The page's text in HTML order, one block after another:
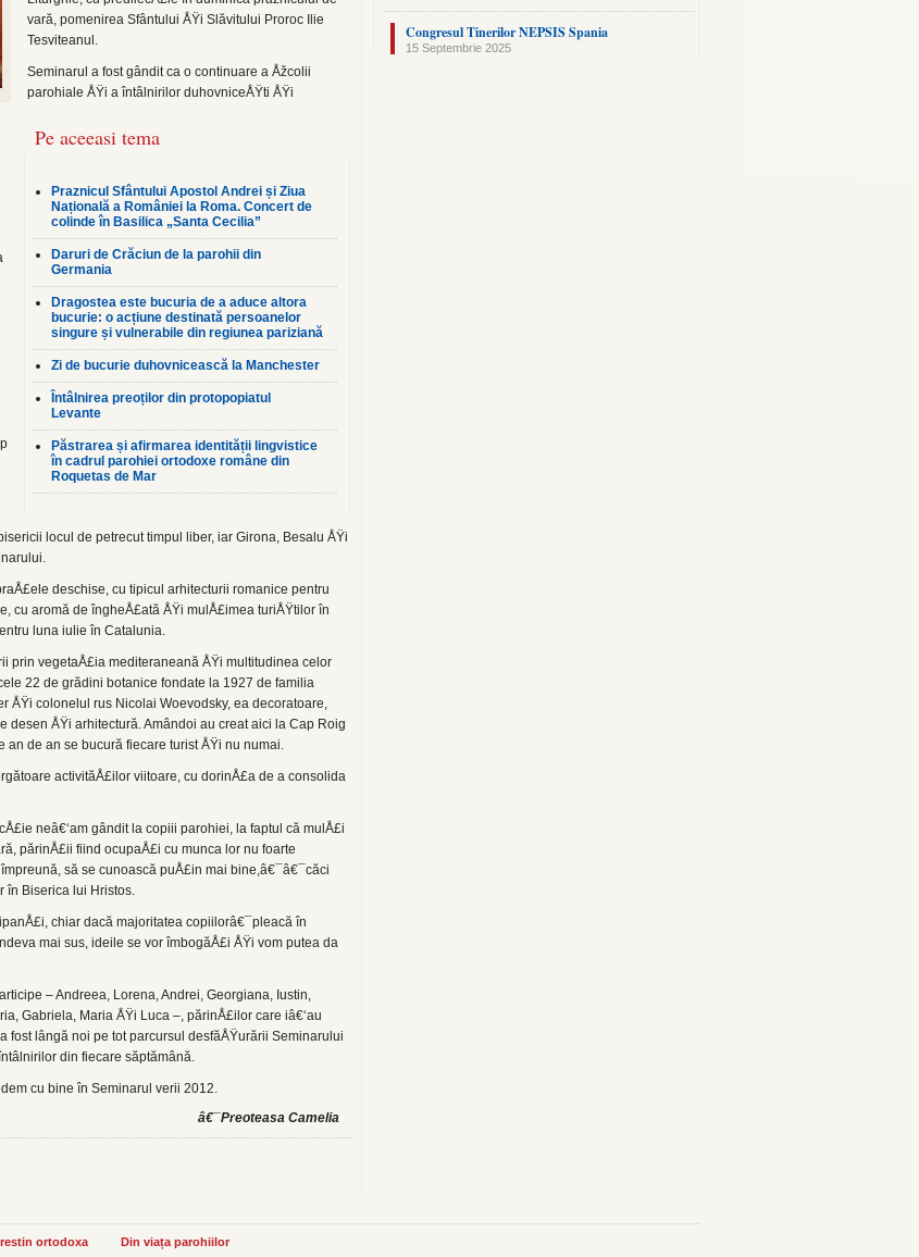
Pe aceeasi tema
Praznicul Sfântului Apostol Andrei și Ziua
Națională a României la Roma. Concert de
colinde în Basilica „Santa Cecilia”
Daruri de Crăciun de la parohii din
Germania
Dragostea este bucuria de a aduce altora
bucurie: o acțiune destinată persoanelor
singure și vulnerabile din regiunea pariziană
Zi de bucurie duhovnicească la Manchester
Întâlnirea preoților din protopopiatul
Levante
Păstrarea și afirmarea identității lingvistice
în cadrul parohiei ortodoxe române din
Roquetas de Mar
vară, pomenirea Sfântului ÅŸi Slăvitului Proroc Ilie
Tesviteanul.
Seminarul a fost gândit ca o continuare a Åžcolii
parohiale ÅŸi a întâlnirilor duhovniceÅŸti ÅŸi
locul de petrecut timpul liber, iar Girona, Besalu ÅŸi
deschise, cu tipicul arhitecturii romanice pentru
cu aromă de îngheÅ£ată ÅŸi mulÅ£imea turiÅŸtilor în
luna iulie în Catalunia.
prin vegetaÅ£ia mediteraneană ÅŸi multitudinea celor
22 de grădini botanice fondate la 1927 de familia
ÅŸi colonelul rus Nicolai Woevodsky, ea decoratoare,
ÅŸi arhitectură. Amândoi au creat aici la Cap Roig
de an se bucură fiecare turist ÅŸi nu numai.
activităÅ£ilor viitoare, cu dorinÅ£a de a consolida
neâ€‘am gândit la copiii parohiei, la faptul că mulÅ£i
părinÅ£ii fiind ocupaÅ£i cu munca lor nu foarte
să se cunoască puÅ£in mai bine,â€¯â€¯căci
în Biserica lui Hristos.
chiar dacă majoritatea copiilorâ€¯pleacă în
mai sus, ideile se vor îmbogăÅ£i ÅŸi vom putea da
– Andreea, Lorena, Andrei, Georgiana, Iustin,
Gabriela, Maria ÅŸi Luca –, părinÅ£ilor care iâ€‘au
lângă noi pe tot parcursul desfăÅŸurării Seminarului
din fiecare săptămână.
cu bine în Seminarul verii 2012.
â€¯Preoteasa Camelia
Congresul Tinerilor NEPSIS Spania
15 Septembrie 2025
ortodoxa Din viața parohiilor